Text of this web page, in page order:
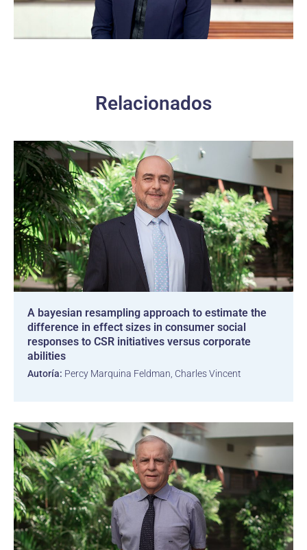
Relacionados
A bayesian resampling approach to estimate the
difference in effect sizes in consumer social
responses to CSR initiatives versus corporate
abilities
Autoría: Percy Marquina Feldman, Charles Vincent